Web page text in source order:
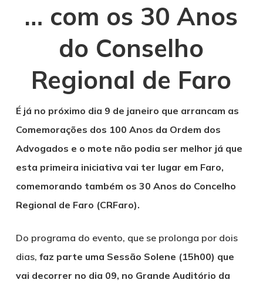
… com os 30 Anos
do Conselho
Regional de Faro
É já no próximo dia 9 de janeiro que arrancam as
Comemorações dos 100 Anos da Ordem dos
Advogados e o mote não podia ser melhor já que
esta primeira iniciativa vai ter lugar em Faro,
comemorando também os 30 Anos do Concelho
Regional de Faro (CRFaro).
Do programa do evento, que se prolonga por dois
dias, faz parte uma Sessão Solene (15h00) que
vai decorrer no dia 09, no Grande Auditório da